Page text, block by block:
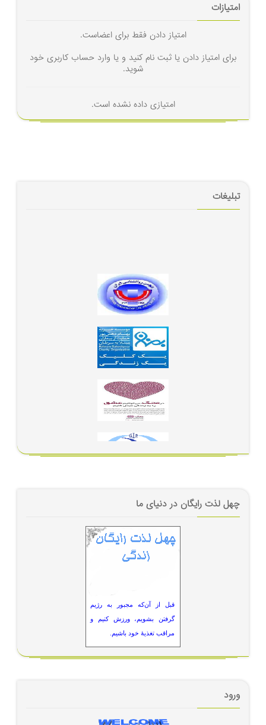
امتیازات
امتیاز دادن فقط برای اعضاست.
برای امتیاز دادن یا ثبت نام کنید و یا وارد حساب کاربری خود
شوید.
امتیازی داده نشده است.
تبلیغات
چهل لذت رایگان در دنیای ما
قبل از آن‌که مجبور به رژیم
گرفتن بشویم، ورزش کنیم و
مراقب تغذیۀ خود باشیم.
ورود